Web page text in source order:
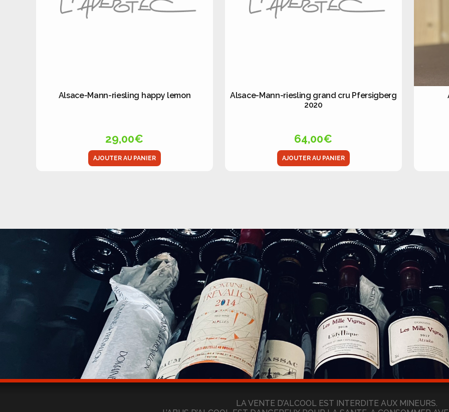
Alsace-Mann-riesling happy lemon
29,00€
AJOUTER AU PANIER
Alsace-Mann-riesling grand cru Pfersigberg
2020
64,00€
AJOUTER AU PANIER
LA VENTE D’ALCOOL EST INTERDITE AUX MINEURS.